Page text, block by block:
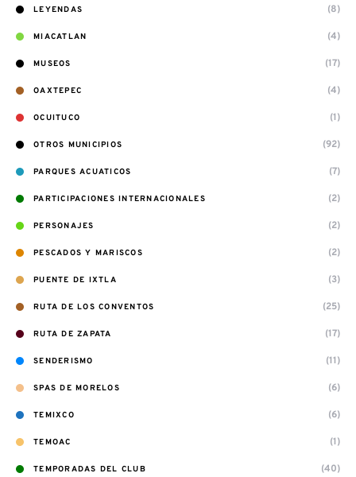
LEYENDAS (8)
MIACATLAN (4)
MUSEOS (17)
OAXTEPEC (4)
OCUITUCO (1)
OTROS MUNICIPIOS (92)
PARQUES ACUATICOS (7)
PARTICIPACIONES INTERNACIONALES (2)
PERSONAJES (2)
PESCADOS Y MARISCOS (2)
PUENTE DE IXTLA (3)
RUTA DE LOS CONVENTOS (25)
RUTA DE ZAPATA (17)
SENDERISMO (11)
SPAS DE MORELOS (6)
TEMIXCO (6)
TEMOAC (1)
TEMPORADAS DEL CLUB (40)